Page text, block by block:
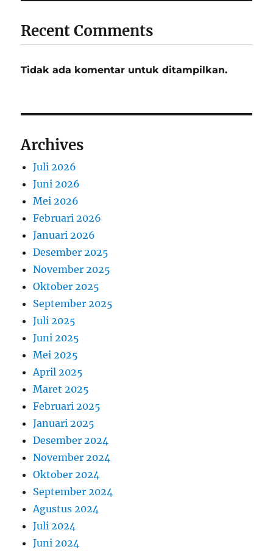
Recent Comments
Tidak ada komentar untuk ditampilkan.
Archives
Juli 2026
Juni 2026
Mei 2026
Februari 2026
Januari 2026
Desember 2025
November 2025
Oktober 2025
September 2025
Juli 2025
Juni 2025
Mei 2025
April 2025
Maret 2025
Februari 2025
Januari 2025
Desember 2024
November 2024
Oktober 2024
September 2024
Agustus 2024
Juli 2024
Juni 2024